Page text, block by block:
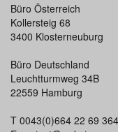
Büro Österreich
Kollersteig 68
3400 Klosterneuburg
Büro Deutschland
Leuchtturmweg 34B
22559 Hamburg
T 0043(0)664 22 69 364